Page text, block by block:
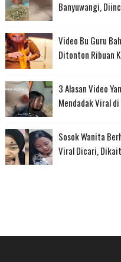
Banyuwangi,
Video Bu Guru
Ditonton Ribuan
3 Alasan Video
Mendadak Viral
Sosok Wanita
Viral Dicari,